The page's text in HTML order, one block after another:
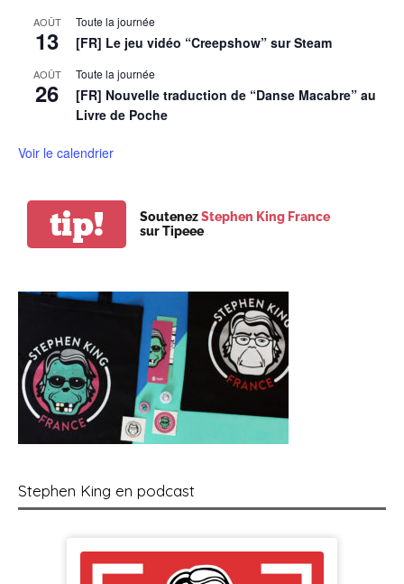
AOÛT
13
Toute la journée
[FR] Le jeu vidéo “Creepshow” sur Steam
AOÛT
26
Toute la journée
[FR] Nouvelle traduction de “Danse Macabre” au
Livre de Poche
Voir le calendrier
tip! SoutenezStephen King France
sur Tipeee
Stephen King en podcast